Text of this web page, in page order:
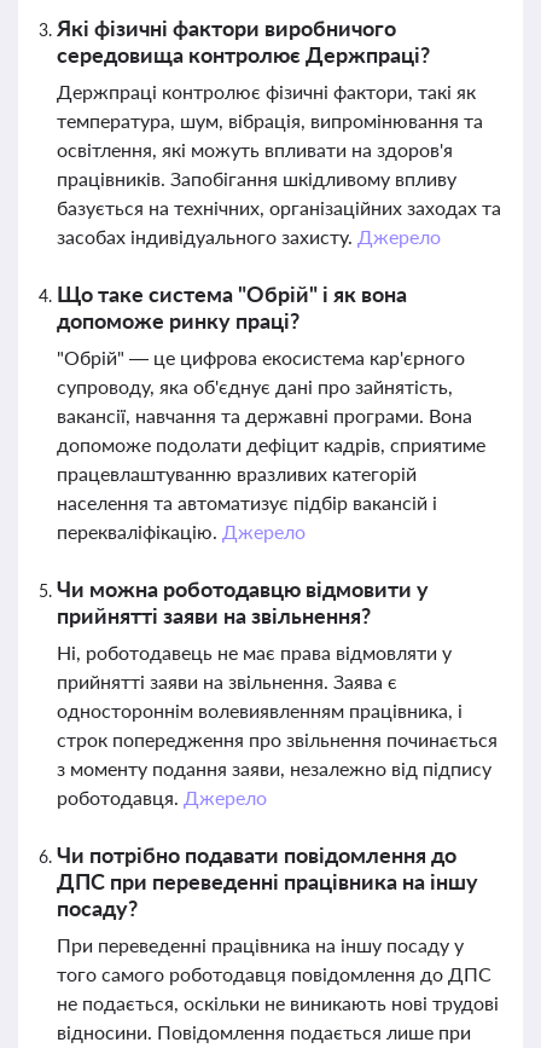
Які фізичні фактори виробничого
середовища контролює Держпраці?
Держпраці контролює фізичні фактори, такі як
температура, шум, вібрація, випромінювання та
освітлення, які можуть впливати на здоров'я
працівників. Запобігання шкідливому впливу
базується на технічних, організаційних заходах та
засобах індивідуального захисту. Джерело
Що таке система "Обрій" і як вона
допоможе ринку праці?
"Обрій" — це цифрова екосистема кар'єрного
супроводу, яка об'єднує дані про зайнятість,
вакансії, навчання та державні програми. Вона
допоможе подолати дефіцит кадрів, сприятиме
працевлаштуванню вразливих категорій
населення та автоматизує підбір вакансій і
перекваліфікацію. Джерело
Чи можна роботодавцю відмовити у
прийнятті заяви на звільнення?
Ні, роботодавець не має права відмовляти у
прийнятті заяви на звільнення. Заява є
одностороннім волевиявленням працівника, і
строк попередження про звільнення починається
з моменту подання заяви, незалежно від підпису
роботодавця. Джерело
Чи потрібно подавати повідомлення до
ДПС при переведенні працівника на іншу
посаду?
При переведенні працівника на іншу посаду у
того самого роботодавця повідомлення до ДПС
не подається, оскільки не виникають нові трудові
відносини. Повідомлення подається лише при